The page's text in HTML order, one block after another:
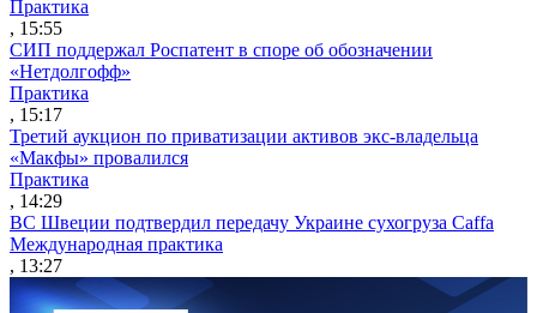
Практика
, 15:55
СИП поддержал Роспатент в споре об обозначении
«Нетдолгофф»
Практика
, 15:17
Третий аукцион по приватизации активов экс-владельца
«Макфы» провалился
Практика
, 14:29
ВС Швеции подтвердил передачу Украине сухогруза Caffa
Международная практика
, 13:27